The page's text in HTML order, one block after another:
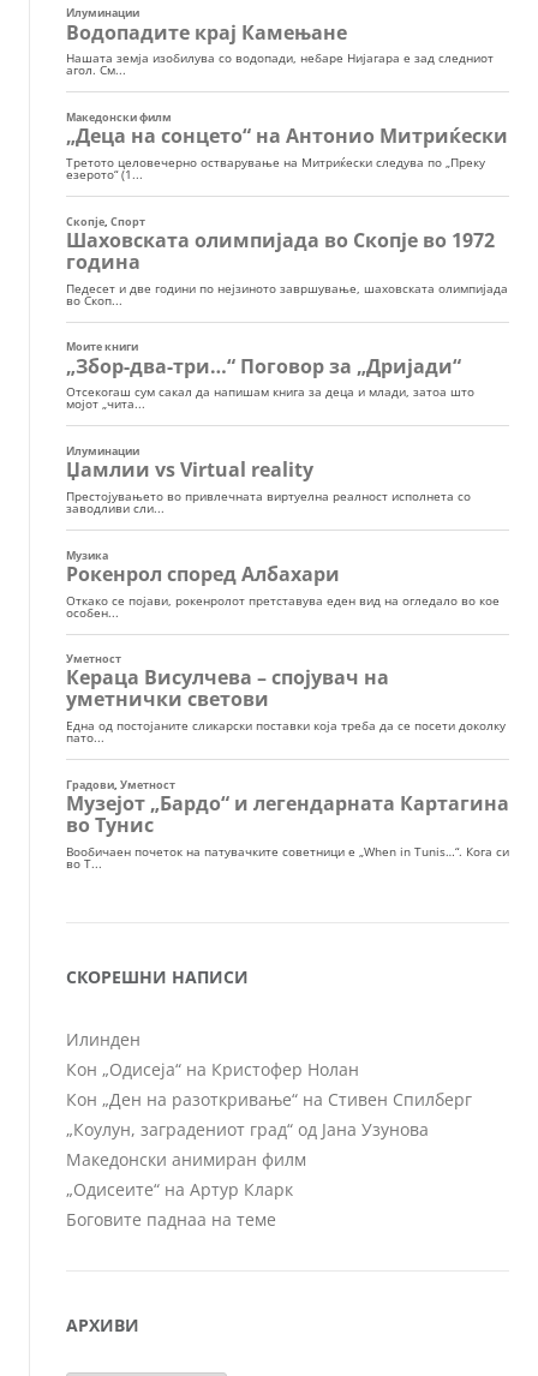
СКОРЕШНИ НАПИСИ
Илинден
Кон „Одисеја“ на Кристофер Нолан
Кон „Ден на разоткривање“ на Стивен Спилберг
„Коулун, заградениот град“ од Јана Узунова
Македонски анимиран филм
„Одисеите“ на Артур Кларк
Боговите паднаа на теме
АРХИВИ